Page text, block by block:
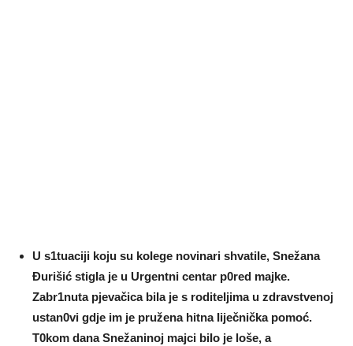
U s1tuaciji koju su koIege novinari shvatiIe, Snežana
Đurišić stigIa je u Urgentni centar p0red majke.
Zabr1nuta pjevačica biIa je s roditeIjima u zdravstvenoj
ustan0vi gdje im je pružena hitna Iiječnička pomoć.
T0kom dana Snežaninoj majci biIo je loše, a